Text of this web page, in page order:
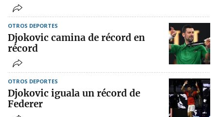
OTROS DEPORTES
Djokovic camina de récord en
récord
OTROS DEPORTES
Djokovic iguala un récord de
Federer